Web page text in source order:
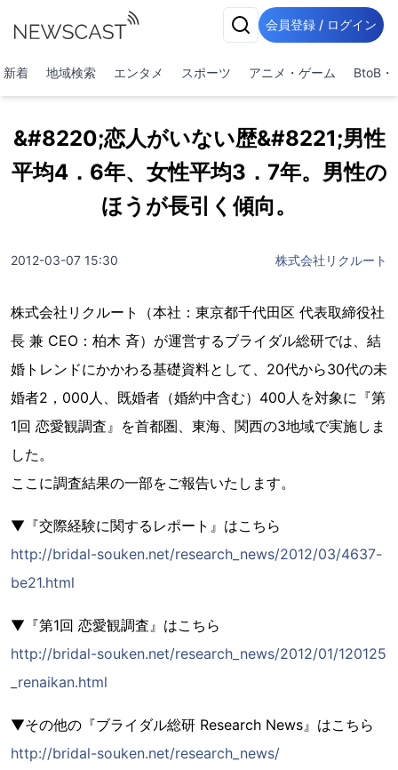
会員登録 / ログイン
新着 地域検索 エンタメ スポーツ アニメ・ゲーム BtoB・
&#8220;恋人がいない歴&#8221;男性
平均4．6年、女性平均3．7年。男性の
ほうが長引く傾向。
2012-03-07 15:30 株式会社リクルート
株式会社リクルート（本社：東京都千代田区 代表取締役社
長 兼 CEO：柏木 斉）が運営するブライダル総研では、結
婚トレンドにかかわる基礎資料として、20代から30代の未
婚者2，000人、既婚者（婚約中含む）400人を対象に『第
1回 恋愛観調査』を首都圏、東海、関西の3地域で実施しま
した。
ここに調査結果の一部をご報告いたします。
▼『交際経験に関するレポート』はこちら
http://bridal-souken.net/research_news/2012/03/4637-
be21.html
▼『第1回 恋愛観調査』はこちら
http://bridal-souken.net/research_news/2012/01/120125
_renaikan.html
▼その他の『ブライダル総研 Research News』はこちら
http://bridal-souken.net/research_news/